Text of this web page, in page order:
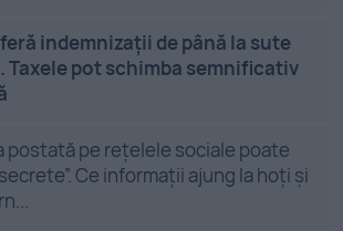
indemnizații de până la sute
Taxele pot schimba semnificativ
postată pe rețelele sociale poate
Ce informații ajung la hoți și